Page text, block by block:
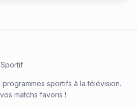
sportifs à la télévision.
matchs favoris !